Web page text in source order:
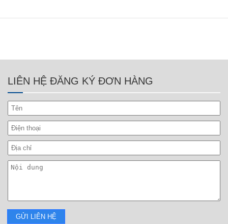
LIÊN HỆ ĐĂNG KÝ ĐƠN HÀNG